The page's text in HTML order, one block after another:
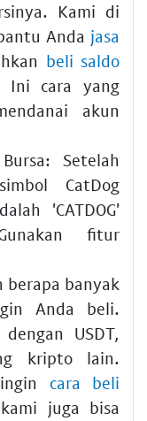
Kami di
Anda jasa
beli saldo
Ini cara yang
akun
Setelah
CatDog
'CATDOG'
fitur
berapa banyak
Anda beli.
USDT,
kripto lain.
cara beli
juga bisa